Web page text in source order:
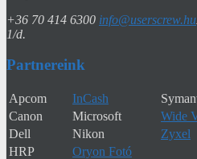
+36 70 414 6300 info@userscrew.hu
1/d.
Partnereink
Apcom InCash
Canon
Microsoft
Wide
Dell
Nikon
Zyxel
HRP
Oryon Fotó